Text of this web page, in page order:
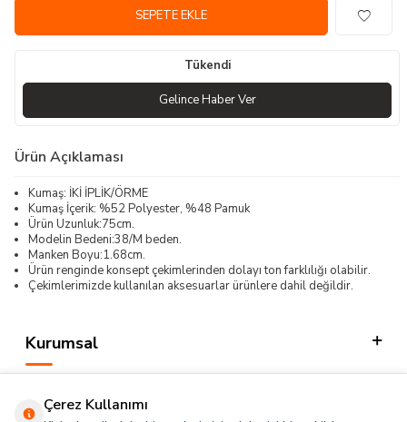
SEPETE EKLE
Tükendi
Gelince Haber Ver
Ürün Açıklaması
Kumaş: İKİ İPLİK/ÖRME
Kumaş İçerik: %52 Polyester, %48 Pamuk
Ürün Uzunluk:75cm.
Modelin Bedeni:38/M beden.
Manken Boyu:1.68cm.
Ürün renginde konsept çekimlerinden dolayı ton farklılığı olabilir.
Çekimlerimizde kullanılan aksesuarlar ürünlere dahil değildir.
Kurumsal
Çerez Kullanımı